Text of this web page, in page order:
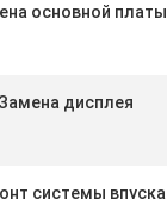
основной платы
Замена дисплея
системы впуска